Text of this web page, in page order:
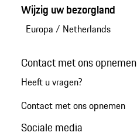
Wijzig uw bezorgland
Europa / Netherlands
Contact met ons opnemen
Heeft u vragen?
Contact met ons opnemen
Sociale media